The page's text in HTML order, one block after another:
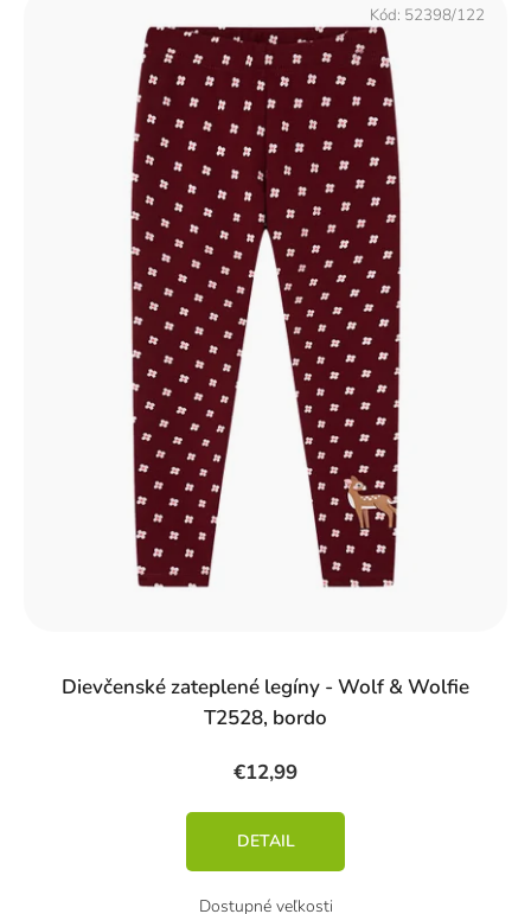
Dievčenské zateplené legíny - Wolf & Wolfie
T2528, bordo
€12,99
DETAIL
Kód: 52398/122